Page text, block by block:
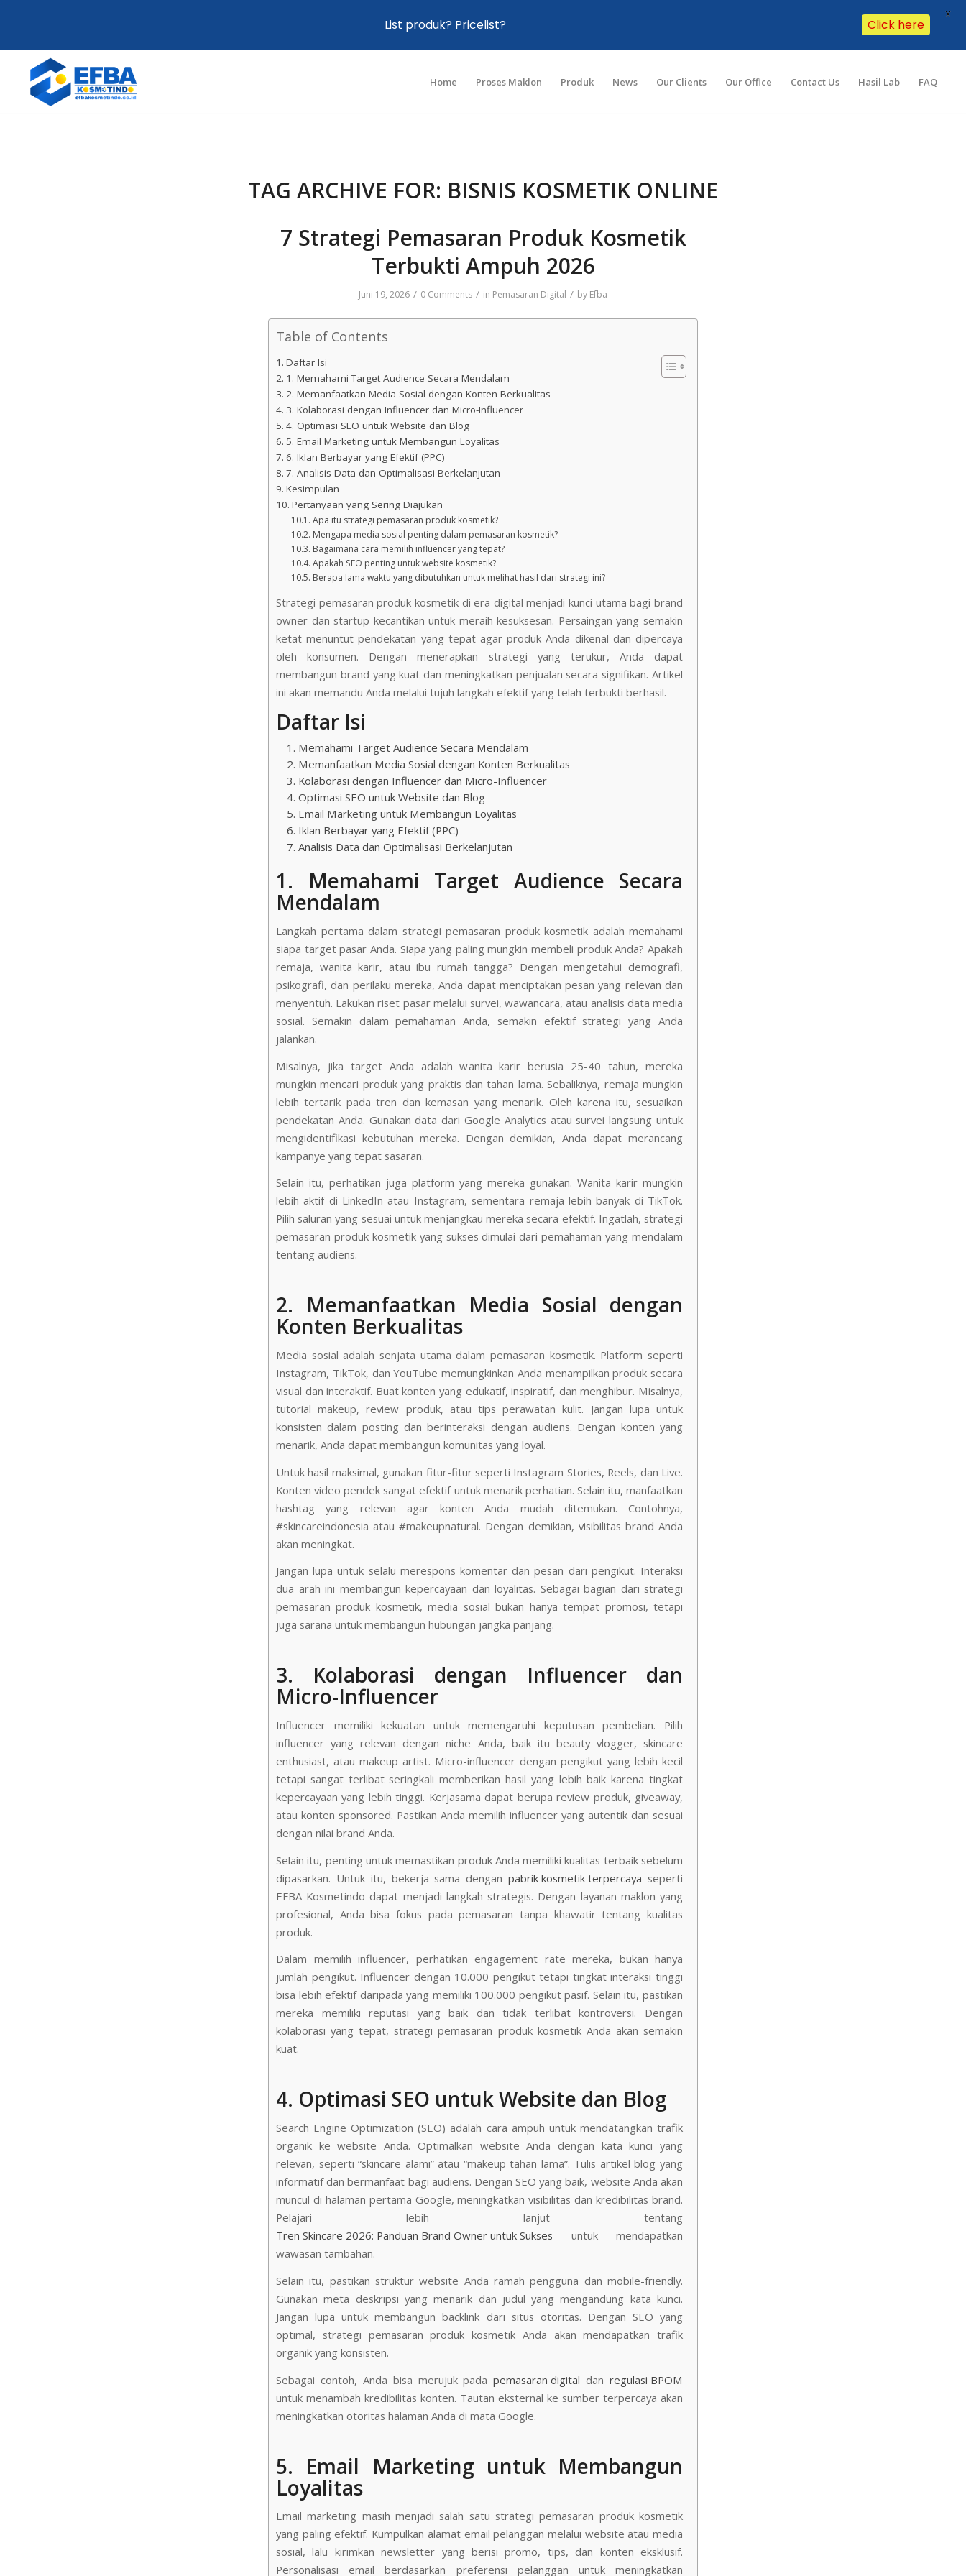
Home Proses Maklon Produk News Our Clients Our Office Contact Us Hasil Lab FAQ
TAG ARCHIVE FOR: BISNIS KOSMETIK ONLINE
7 Strategi Pemasaran Produk Kosmetik
Terbukti Ampuh 2026
Juni 19, 2026 / 0 Comments / in Pemasaran Digital / by Efba
Table of Contents
Daftar Isi
1. Memahami Target Audience Secara Mendalam
2. Memanfaatkan Media Sosial dengan Konten Berkualitas
3. Kolaborasi dengan Influencer dan Micro-Influencer
4. Optimasi SEO untuk Website dan Blog
5. Email Marketing untuk Membangun Loyalitas
6. Iklan Berbayar yang Efektif (PPC)
7. Analisis Data dan Optimalisasi Berkelanjutan
Kesimpulan
Pertanyaan yang Sering Diajukan
Apa itu strategi pemasaran produk kosmetik?
Mengapa media sosial penting dalam pemasaran kosmetik?
Bagaimana cara memilih influencer yang tepat?
Apakah SEO penting untuk website kosmetik?
Berapa lama waktu yang dibutuhkan untuk melihat hasil dari strategi ini?
Strategi pemasaran produk kosmetik di era digital menjadi kunci utama bagi brand
owner dan startup kecantikan untuk meraih kesuksesan. Persaingan yang semakin
ketat menuntut pendekatan yang tepat agar produk Anda dikenal dan dipercaya
oleh konsumen. Dengan menerapkan strategi yang terukur, Anda dapat
membangun brand yang kuat dan meningkatkan penjualan secara signifikan. Artikel
ini akan memandu Anda melalui tujuh langkah efektif yang telah terbukti berhasil.
Daftar Isi
1. Memahami Target Audience Secara Mendalam
2. Memanfaatkan Media Sosial dengan Konten Berkualitas
3. Kolaborasi dengan Influencer dan Micro-Influencer
4. Optimasi SEO untuk Website dan Blog
5. Email Marketing untuk Membangun Loyalitas
6. Iklan Berbayar yang Efektif (PPC)
7. Analisis Data dan Optimalisasi Berkelanjutan
1. Memahami Target Audience Secara
Mendalam
Langkah pertama dalam strategi pemasaran produk kosmetik adalah memahami
siapa target pasar Anda. Siapa yang paling mungkin membeli produk Anda? Apakah
remaja, wanita karir, atau ibu rumah tangga? Dengan mengetahui demografi,
psikografi, dan perilaku mereka, Anda dapat menciptakan pesan yang relevan dan
menyentuh. Lakukan riset pasar melalui survei, wawancara, atau analisis data media
sosial. Semakin dalam pemahaman Anda, semakin efektif strategi yang Anda
jalankan.
Misalnya, jika target Anda adalah wanita karir berusia 25-40 tahun, mereka
mungkin mencari produk yang praktis dan tahan lama. Sebaliknya, remaja mungkin
lebih tertarik pada tren dan kemasan yang menarik. Oleh karena itu, sesuaikan
pendekatan Anda. Gunakan data dari Google Analytics atau survei langsung untuk
mengidentifikasi kebutuhan mereka. Dengan demikian, Anda dapat merancang
kampanye yang tepat sasaran.
Selain itu, perhatikan juga platform yang mereka gunakan. Wanita karir mungkin
lebih aktif di LinkedIn atau Instagram, sementara remaja lebih banyak di TikTok.
Pilih saluran yang sesuai untuk menjangkau mereka secara efektif. Ingatlah, strategi
pemasaran produk kosmetik yang sukses dimulai dari pemahaman yang mendalam
tentang audiens.
2. Memanfaatkan Media Sosial dengan
Konten Berkualitas
Media sosial adalah senjata utama dalam pemasaran kosmetik. Platform seperti
Instagram, TikTok, dan YouTube memungkinkan Anda menampilkan produk secara
visual dan interaktif. Buat konten yang edukatif, inspiratif, dan menghibur. Misalnya,
tutorial makeup, review produk, atau tips perawatan kulit. Jangan lupa untuk
konsisten dalam posting dan berinteraksi dengan audiens. Dengan konten yang
menarik, Anda dapat membangun komunitas yang loyal.
Untuk hasil maksimal, gunakan fitur-fitur seperti Instagram Stories, Reels, dan Live.
Konten video pendek sangat efektif untuk menarik perhatian. Selain itu, manfaatkan
hashtag yang relevan agar konten Anda mudah ditemukan. Contohnya,
#skincareindonesia atau #makeupnatural. Dengan demikian, visibilitas brand Anda
akan meningkat.
Jangan lupa untuk selalu merespons komentar dan pesan dari pengikut. Interaksi
dua arah ini membangun kepercayaan dan loyalitas. Sebagai bagian dari strategi
pemasaran produk kosmetik, media sosial bukan hanya tempat promosi, tetapi
juga sarana untuk membangun hubungan jangka panjang.
3. Kolaborasi dengan Influencer dan
Micro-Influencer
Influencer memiliki kekuatan untuk memengaruhi keputusan pembelian. Pilih
influencer yang relevan dengan niche Anda, baik itu beauty vlogger, skincare
enthusiast, atau makeup artist. Micro-influencer dengan pengikut yang lebih kecil
tetapi sangat terlibat seringkali memberikan hasil yang lebih baik karena tingkat
kepercayaan yang lebih tinggi. Kerjasama dapat berupa review produk, giveaway,
atau konten sponsored. Pastikan Anda memilih influencer yang autentik dan sesuai
dengan nilai brand Anda.
Selain itu, penting untuk memastikan produk Anda memiliki kualitas terbaik sebelum
dipasarkan. Untuk itu, bekerja sama denganpabrik kosmetik terpercaya seperti
EFBA Kosmetindo dapat menjadi langkah strategis. Dengan layanan maklon yang
profesional, Anda bisa fokus pada pemasaran tanpa khawatir tentang kualitas
produk.
Dalam memilih influencer, perhatikan engagement rate mereka, bukan hanya
jumlah pengikut. Influencer dengan 10.000 pengikut tetapi tingkat interaksi tinggi
bisa lebih efektif daripada yang memiliki 100.000 pengikut pasif. Selain itu, pastikan
mereka memiliki reputasi yang baik dan tidak terlibat kontroversi. Dengan
kolaborasi yang tepat, strategi pemasaran produk kosmetik Anda akan semakin
kuat.
4. Optimasi SEO untuk Website dan Blog
Search Engine Optimization (SEO) adalah cara ampuh untuk mendatangkan trafik
organik ke website Anda. Optimalkan website Anda dengan kata kunci yang
relevan, seperti “skincare alami” atau “makeup tahan lama”. Tulis artikel blog yang
informatif dan bermanfaat bagi audiens. Dengan SEO yang baik, website Anda akan
muncul di halaman pertama Google, meningkatkan visibilitas dan kredibilitas brand.
Pelajari lebih lanjut tentang
Tren Skincare 2026: Panduan Brand Owner untuk Sukses untuk mendapatkan
wawasan tambahan.
Selain itu, pastikan struktur website Anda ramah pengguna dan mobile-friendly.
Gunakan meta deskripsi yang menarik dan judul yang mengandung kata kunci.
Jangan lupa untuk membangun backlink dari situs otoritas. Dengan SEO yang
optimal, strategi pemasaran produk kosmetik Anda akan mendapatkan trafik
organik yang konsisten.
Sebagai contoh, Anda bisa merujuk padapemasaran digital dan regulasi BPOM
untuk menambah kredibilitas konten. Tautan eksternal ke sumber terpercaya akan
meningkatkan otoritas halaman Anda di mata Google.
5. Email Marketing untuk Membangun
Loyalitas
Email marketing masih menjadi salah satu strategi pemasaran produk kosmetik
yang paling efektif. Kumpulkan alamat email pelanggan melalui website atau media
sosial, lalu kirimkan newsletter yang berisi promo, tips, dan konten eksklusif.
Personalisasi email berdasarkan preferensi pelanggan untuk meningkatkan
List produk? Pricelist? Click here
X